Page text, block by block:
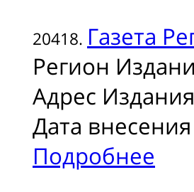
20418. Газета
Регион
Адрес
Дата
Подробнее